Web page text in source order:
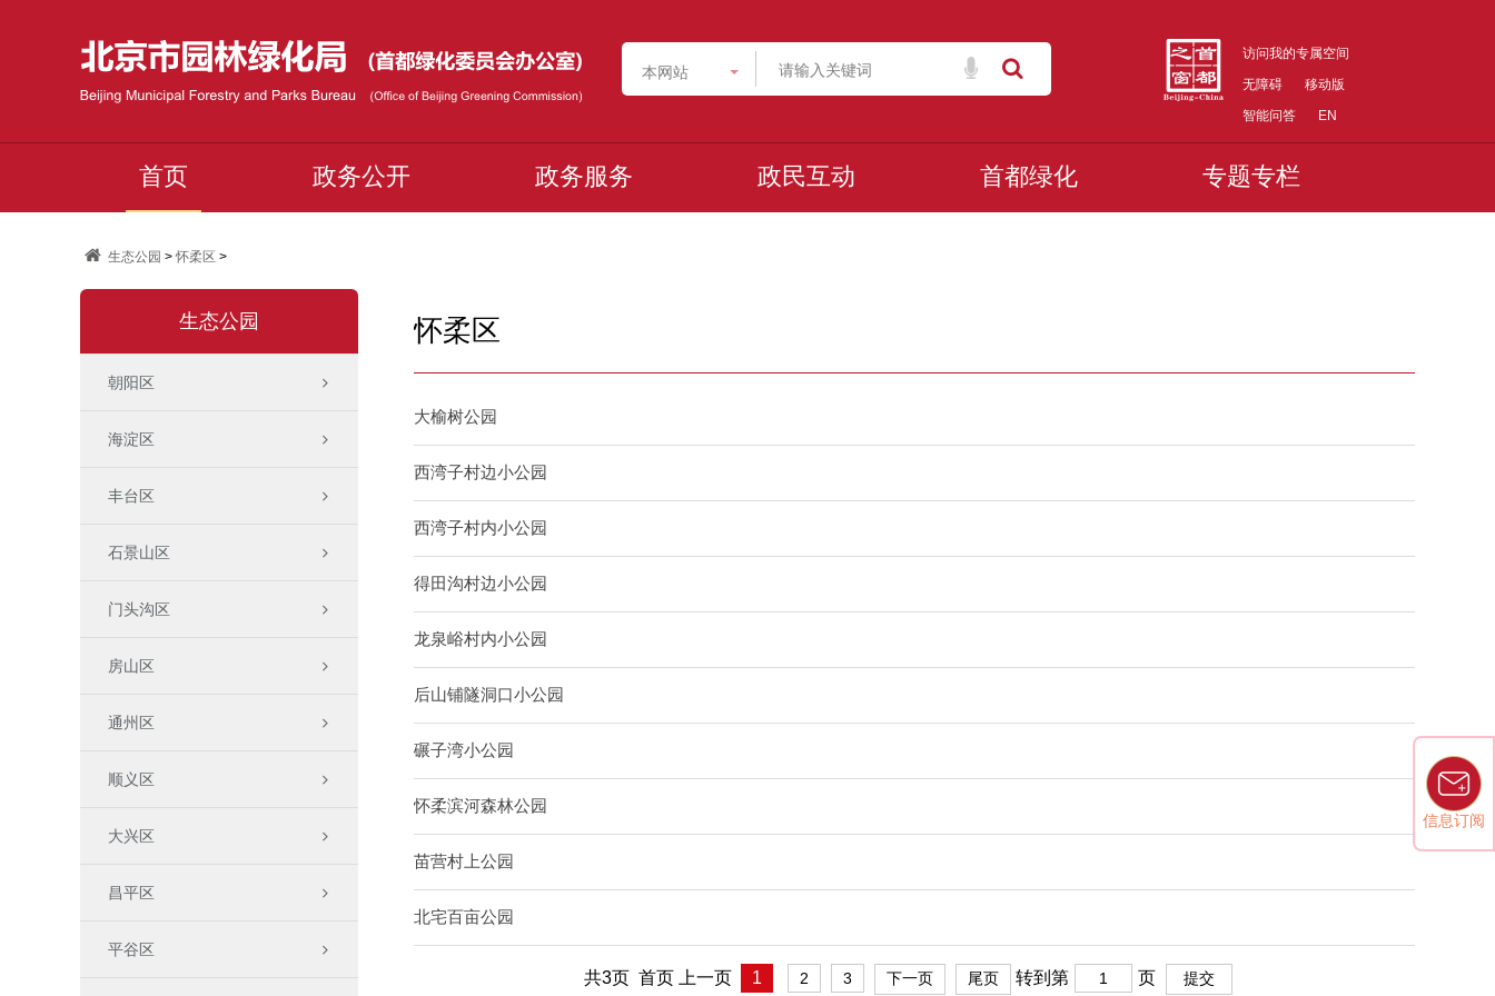
信息订阅
本网站
访问我的专属空间
无障碍
移动版
智能问答
EN
首页 政务公开 政务服务 政民互动 首都绿化 专题专栏
生态公园 >怀柔区 >
生态公园
朝阳区
海淀区
丰台区
石景山区
门头沟区
房山区
通州区
顺义区
大兴区
昌平区
平谷区
怀柔区
大榆树公园
西湾子村边小公园
西湾子村内小公园
得田沟村边小公园
龙泉峪村内小公园
后山铺隧洞口小公园
碾子湾小公园
怀柔滨河森林公园
苗营村上公园
北宅百亩公园
共3页 首页 上一页 1 2 3 下一页 尾页 转到第 页